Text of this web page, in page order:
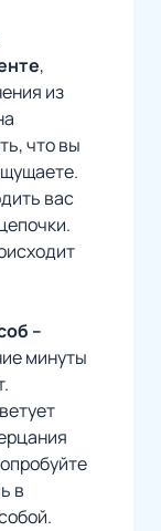
,
из
что вы
вас
–
минуты
в